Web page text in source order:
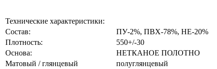
Технические характеристики:
Состав:
ПУ-2%, ПВХ-78%, НЕ-20%
Плотность:
550+/-30
Основа:
НЕТКАНОЕ ПОЛОТНО
Матовый / глянцевый
полуглянцевый